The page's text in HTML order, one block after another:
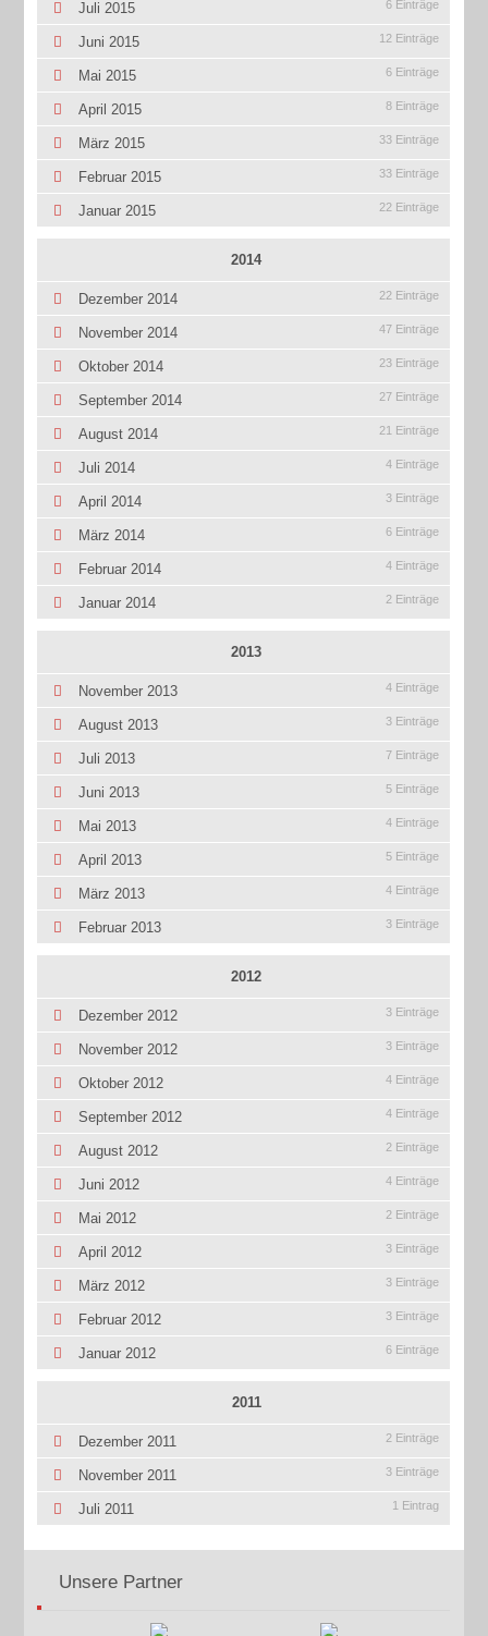
Juli 2015 6 Einträge
Juni 2015 12 Einträge
Mai 2015 6 Einträge
April 2015 8 Einträge
März 2015 33 Einträge
Februar 2015 33 Einträge
Januar 2015 22 Einträge
2014
Dezember 2014 22 Einträge
November 2014 47 Einträge
Oktober 2014 23 Einträge
September 2014 27 Einträge
August 2014 21 Einträge
Juli 2014 4 Einträge
April 2014 3 Einträge
März 2014 6 Einträge
Februar 2014 4 Einträge
Januar 2014 2 Einträge
2013
November 2013 4 Einträge
August 2013 3 Einträge
Juli 2013 7 Einträge
Juni 2013 5 Einträge
Mai 2013 4 Einträge
April 2013 5 Einträge
März 2013 4 Einträge
Februar 2013 3 Einträge
2012
Dezember 2012 3 Einträge
November 2012 3 Einträge
Oktober 2012 4 Einträge
September 2012 4 Einträge
August 2012 2 Einträge
Juni 2012 4 Einträge
Mai 2012 2 Einträge
April 2012 3 Einträge
März 2012 3 Einträge
Februar 2012 3 Einträge
Januar 2012 6 Einträge
2011
Dezember 2011 2 Einträge
November 2011 3 Einträge
Juli 2011 1 Eintrag
Unsere Partner